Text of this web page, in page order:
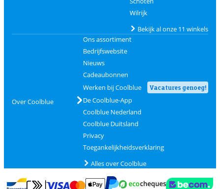
Wilrijk
Bekijk al onze 11 winkels
Over Coolblue
Ons assortiment
Bedrijfswebsite
Nieuws
Cadeaubonnen
Werken bij Coolblue
Vacatures genoeg!
De Coolblue-App
Coolblue Nederland
Coolblue Duitsland
Privacy
Toegankelijkheidsverklaring
Alles over Coolblue